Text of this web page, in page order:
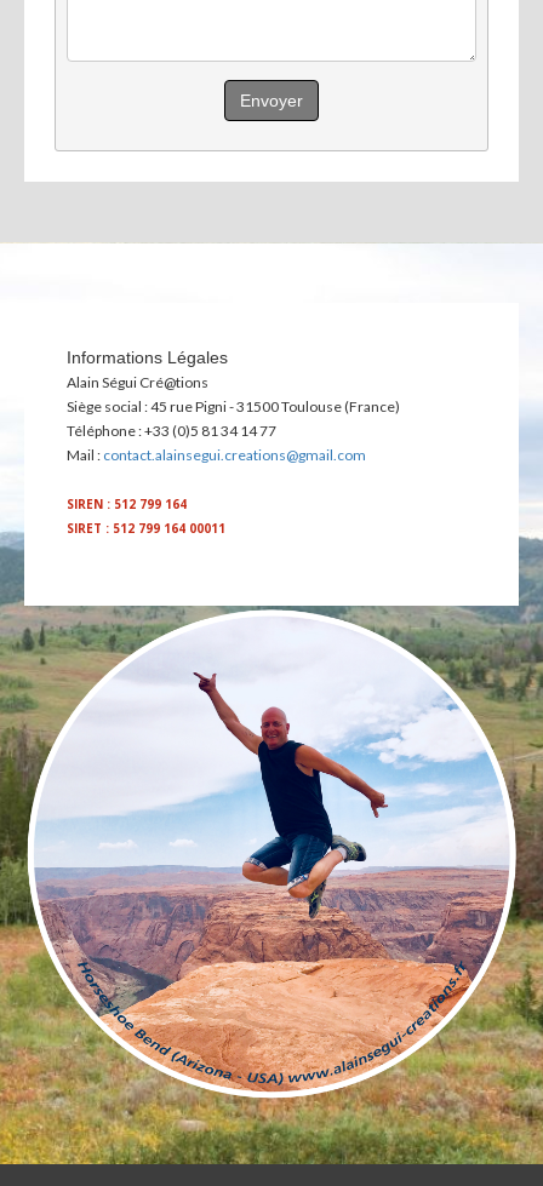
Envoyer
Informations Légales
Alain Ségui Cré@tions
Siège social : 45 rue Pigni - 31500 Toulouse (France)
Téléphone : +33 (0)5 81 34 14 77
Mail : contact.alainsegui.creations@gmail.com
SIREN : 512 799 164
SIRET : 512 799 164 00011